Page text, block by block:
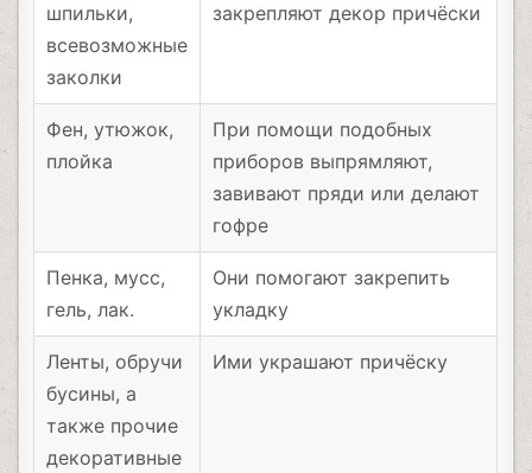
шпильки,
всевозможные
заколки
закрепляют декор причёски
Фен, утюжок,
плойка
При помощи подобных
приборов выпрямляют,
завивают пряди или делают
гофре
Пенка, мусс,
гель, лак.
Они помогают закрепить
укладку
Ленты, обручи
бусины, а
также прочие
декоративные
Ими украшают причёску